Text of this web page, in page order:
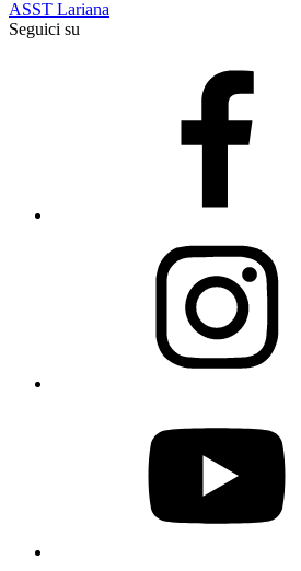
ASST Lariana
Seguici su